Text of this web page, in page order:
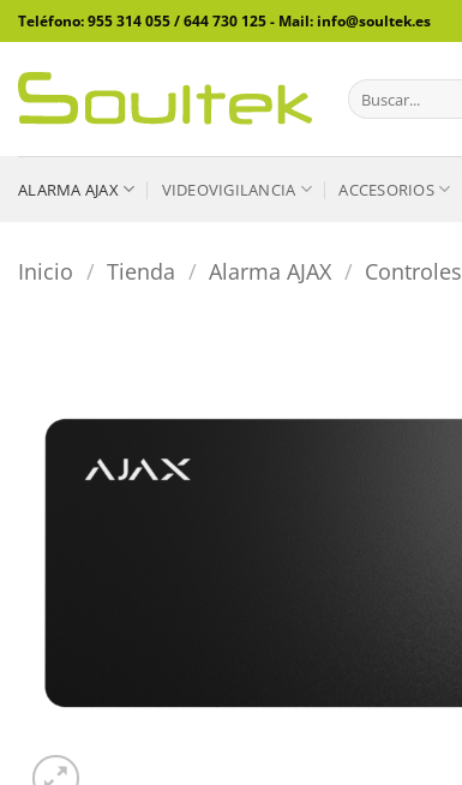
Saltar
al
contenido
Teléfono: 955 314 055 / 644 730 125 - Mail: info@soultek.es
Buscar
por:
ALARMA AJAX VIDEOVIGILANCIA ACCESORIOS
Inicio / Tienda / Alarma AJAX / Controles